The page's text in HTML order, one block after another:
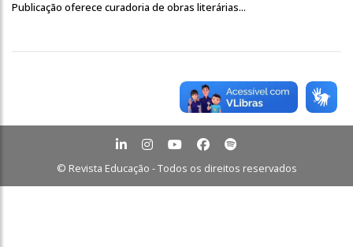
Publicação oferece curadoria de obras literárias...
© Revista Educação - Todos os direitos reservados